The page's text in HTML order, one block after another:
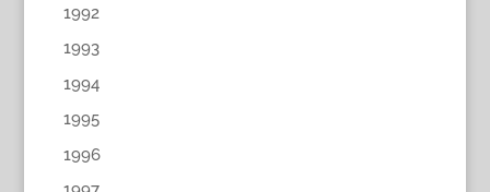
1992
1993
1994
1995
1996